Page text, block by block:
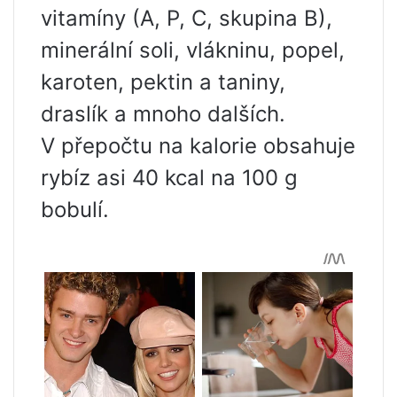
vitamíny (A, P, C, skupina B),
minerální soli, vlákninu, popel,
karoten, pektin a taniny,
draslík a mnoho dalších.
V přepočtu na kalorie obsahuje
rybíz asi 40 kcal na 100 g
bobulí.